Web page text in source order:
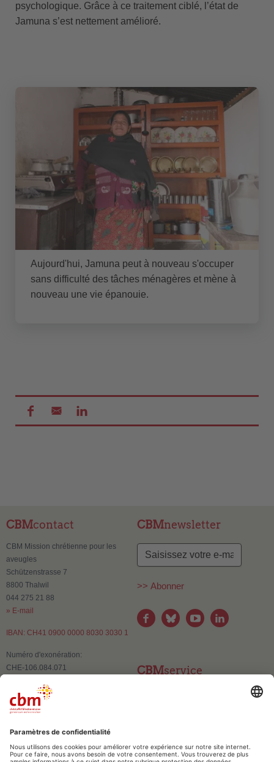
psychologique. Grâce à ce traitement ciblé, l’état de
Jamuna s’est nettement amélioré.
Aujourd'hui, Jamuna peut à nouveau s'occuper
sans difficulté des tâches ménagères et mène à
nouveau une vie épanouie.
CBMcontact
CBM Mission chrétienne pour les
aveugles
Schützenstrasse 7
8800 Thalwil
044 275 21 88
» E-mail
IBAN: CH41 0900 0000 8030 3030 1
Numéro d'exonération:
CHE-106.084.071
CBMnewsletter
>> Abonner
CBMservice